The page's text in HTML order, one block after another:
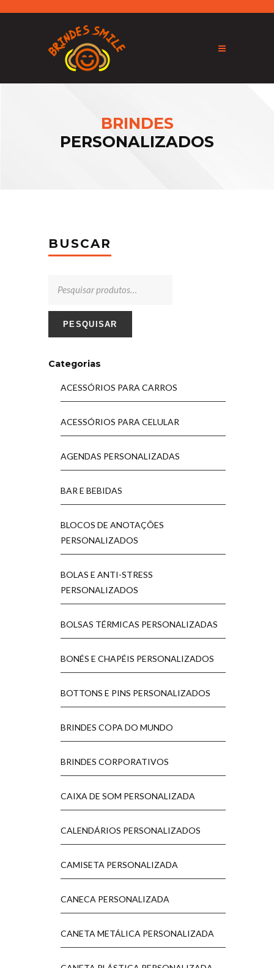
BRINDES
PERSONALIZADOS
BUSCAR
PESQUISAR
Categorias
ACESSÓRIOS PARA CARROS
ACESSÓRIOS PARA CELULAR
AGENDAS PERSONALIZADAS
BAR E BEBIDAS
BLOCOS DE ANOTAÇÕES
PERSONALIZADOS
BOLAS E ANTI-STRESS
PERSONALIZADOS
BOLSAS TÉRMICAS PERSONALIZADAS
BONÉS E CHAPÉIS PERSONALIZADOS
BOTTONS E PINS PERSONALIZADOS
BRINDES COPA DO MUNDO
BRINDES CORPORATIVOS
CAIXA DE SOM PERSONALIZADA
CALENDÁRIOS PERSONALIZADOS
CAMISETA PERSONALIZADA
CANECA PERSONALIZADA
CANETA METÁLICA PERSONALIZADA